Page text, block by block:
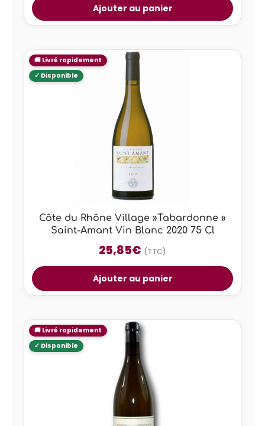
Ajouter au panier
Côte du Rhône Village »Tabardonne »
Saint-Amant Vin Blanc 2020 75 Cl
25,85€ (TTC)
Ajouter au panier